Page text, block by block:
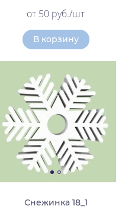
от 50 руб./шт
В корзину
Снежинка 18_1